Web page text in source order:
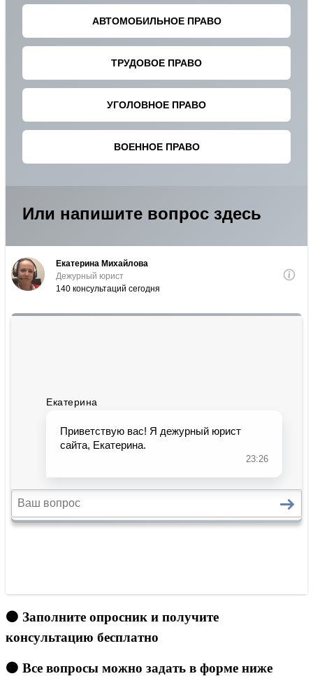
🟠 Заполните опросник и получите
консультацию бесплатно
🟠 Все вопросы можно задать в форме ниже